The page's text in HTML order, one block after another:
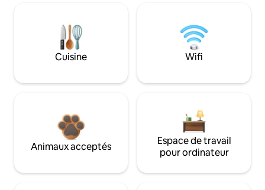
Cuisine Wifi
Animaux acceptés
Espace de travail
pour ordinateur